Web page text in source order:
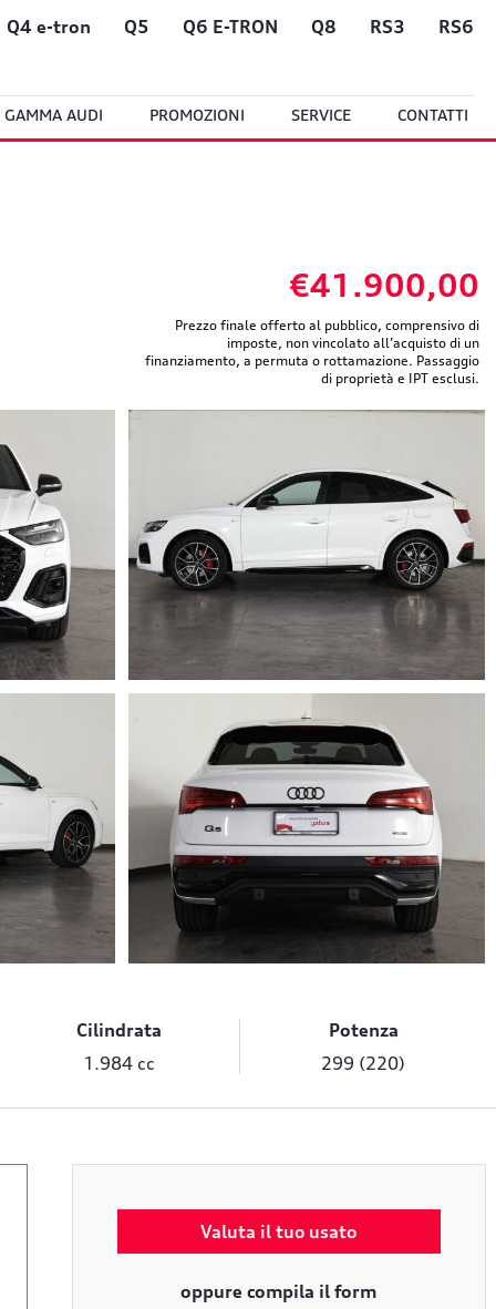
Q4 e-tron Q5 Q6 E-TRON Q8 RS3 RS6
GAMMA AUDI PROMOZIONI SERVICE CONTATTI
€41.900,00
Prezzo finale offerto al pubblico, comprensivo di
imposte, non vincolato all’acquisto di un
finanziamento, a permuta o rottamazione. Passaggio
di proprietà e IPT esclusi.
Cilindrata
1.984 cc
Potenza
299 (220)
Valuta il tuo usato
oppure compila il form